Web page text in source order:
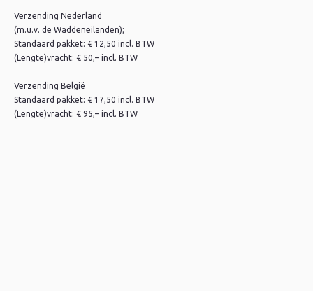
Verzending Nederland
(m.u.v. de Waddeneilanden);
Standaard pakket: € 12,50 incl. BTW
(Lengte)vracht: € 50,– incl. BTW
Verzending België
Standaard pakket: € 17,50 incl. BTW
(Lengte)vracht: € 95,– incl. BTW